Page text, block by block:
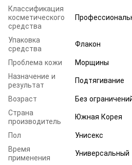
Классификация
косметического
средства
Упаковка
средства
Флакон
Проблема кожи
Морщины
Назначение и
результат
Подтягивание
Возраст
Без
Страна
производитель
Южная Корея
Пол
Унисекс
Время
применения
Универсальный